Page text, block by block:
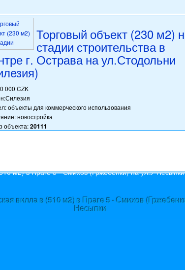
Торговый объект (230 м2)
стадии строительства в
г. Острава на ул.Стодольни
000 CZK
объекты для коммерческого использования
новостройка
объекта:20111
вилла в (510 м2) в Праге 5 - Смихов
Несыпки